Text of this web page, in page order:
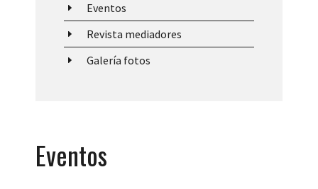
E Eventos
E Revista mediadores
E Galería fotos
Eventos